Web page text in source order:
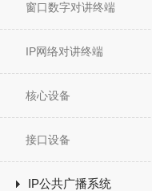
窗口数字对讲终端
IP网络对讲终端
核心设备
接口设备
IP公共广播系统